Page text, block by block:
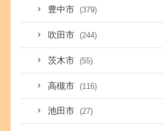
豊中市 (379)
吹田市 (244)
茨木市 (55)
高槻市 (116)
池田市 (27)